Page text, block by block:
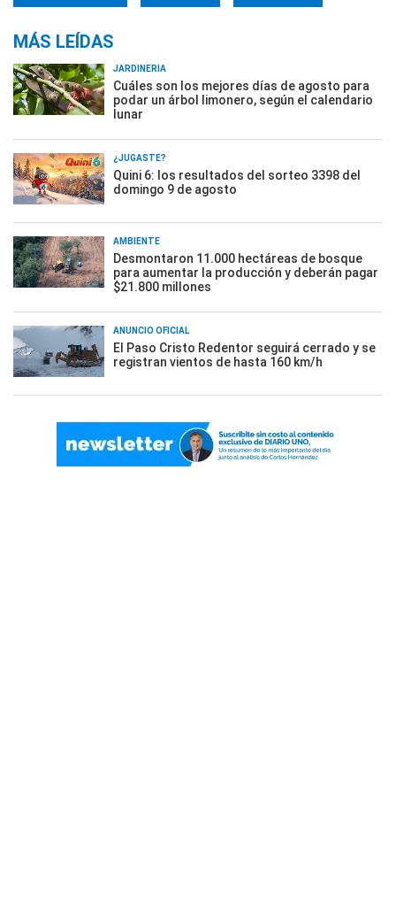
MÁS LEÍDAS
JARDINERÍA
Cuáles son los mejores días de agosto para
podar un árbol limonero, según el calendario
lunar
¿JUGASTE?
Quini 6: los resultados del sorteo 3398 del
domingo 9 de agosto
AMBIENTE
Desmontaron 11.000 hectáreas de bosque
para aumentar la producción y deberán pagar
$21.800 millones
ANUNCIO OFICIAL
El Paso Cristo Redentor seguirá cerrado y se
registran vientos de hasta 160 km/h